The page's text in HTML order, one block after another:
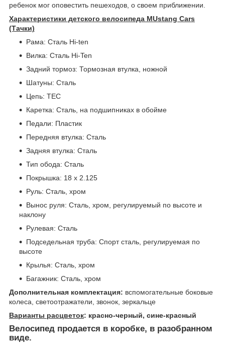
ребенок мог оповестить пешеходов, о своем приближении.
Характеристики детского велосипеда MUstang Cars
(Тачки)
Рама: Сталь Hi-ten
Вилка: Сталь Hi-Ten
Задний тормоз: Тормозная втулка, ножной
Шатуны: Сталь
Цепь: ТЕС
Каретка: Сталь, на подшипниках в обойме
Педали: Пластик
Передняя втулка: Сталь
Задняя втулка: Сталь
Тип обода: Сталь
Покрышка: 18 х 2.125
Руль: Сталь, хром
Вынос руля: Сталь, хром, регулируемый по высоте и
наклону
Рулевая: Сталь
Подседельная труба: Спорт сталь, регулируемая по
высоте
Крылья: Сталь, хром
Багажник: Сталь, хром
Дополнительная комплектация: вспомогательные боковые
колеса, светоотражатели, звонок, зеркальце
Варианты расцветок: красно-черный, сине-красный
Велосипед продается в коробке, в разобранном
виде.